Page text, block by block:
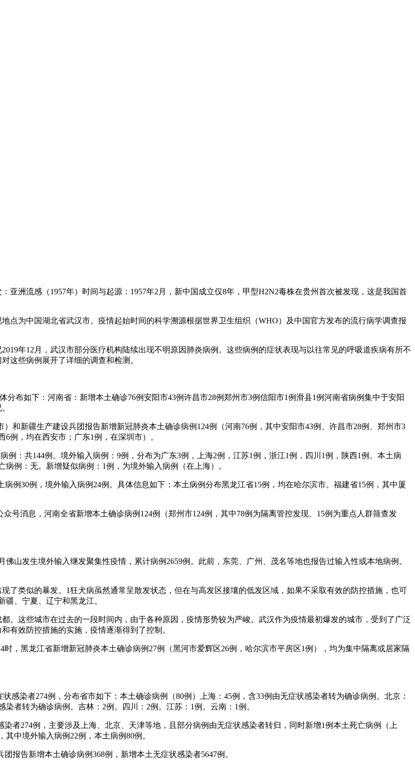
亚洲流感（1957年）时间与起源：1957年2月，新中国成立仅8年，甲型H2N2毒株在贵州首次被发现，这是我国首
点为中国湖北省武汉市。疫情起始时间的科学溯源根据世界卫生组织（WHO）及中国官方发布的流行病学调查报
年12月，武汉市部分医疗机构陆续出现不明原因肺炎病例。这些病例的症状表现与以往常见的呼吸道疾病有所不
这些病例展开了详细的调查和检测。
分布如下：河南省：新增本土确诊76例安阳市43例许昌市28例郑州市3例信阳市1例滑县1例河南省病例集中于安阳
和新疆生产建设兵团报告新增新冠肺炎本土确诊病例124例（河南76例，其中安阳市43例、许昌市28例、郑州市3
例，均在西安市；广东1例，在深圳市）。
例：共144例。境外输入病例：9例，分布为广东3例，上海2例，江苏1例，浙江1例，四川1例，陕西1例。本土病
例：无。新增疑似病例：1例，为境外输入病例（在上海）。
例30例，境外输入病例24例。具体信息如下：本土病例分布黑龙江省15例，均在哈尔滨市。福建省15例，其中厦
号消息，河南全省新增本土确诊病例124例（郑州市124例，其中78例为隔离管控发现、15例为重点人群筛查发
山发生境外输入继发聚集性疫情，累计病例2659例。此前，东莞、广州、茂名等地也报告过输入性或本地病例。
了类似的暴发。1狂犬病虽然通常呈散发状态，但在与高发区接壤的低发区域，如果不采取有效的防控措施，也可
、宁夏、辽宁和黑龙江。
。这些城市在过去的一段时间内，由于各种原因，疫情形势较为严峻。武汉作为疫情最初爆发的城市，受到了广泛
有效防控措施的实施，疫情逐渐得到了控制。
，黑龙江省新增新冠肺炎本土确诊病例27例（黑河市爱辉区26例，哈尔滨市平房区1例），均为集中隔离或居家隔
感染者274例，分布省市如下：本土确诊病例（80例）上海：45例，含33例由无症状感染者转为确诊病例。北京：
者转为确诊病例。吉林：2例。四川：2例。江苏：1例。云南：1例。
者274例，主要涉及上海、北京、天津等地，且部分病例由无症状感染者转归，同时新增1例本土死亡病例（上
中境外输入病例22例，本土病例80例。
报告新增本土确诊病例368例，新增本土无症状感染者5647例。